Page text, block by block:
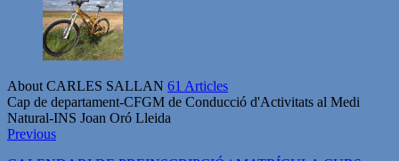
About CARLES SALLAN 61 Articles
Cap de departament-CFGM de Conducció d'Activitats al Medi
Natural-INS Joan Oró Lleida
Previous